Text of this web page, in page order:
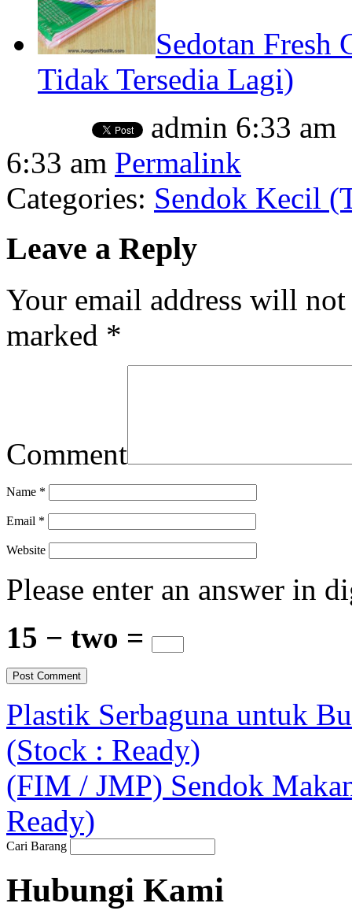
Sedotan Fresh
Tidak Tersedia Lagi)
admin 6:33 am
6:33 am Permalink
Categories: Sendok Kecil
Leave a Reply
Your email address will
marked *
Comment
Name *
Email *
Website
Please enter an answer in
15 − two =
Plastik Serbaguna untuk
(Stock : Ready)
(FIM / JMP) Sendok
Ready)
Cari Barang
Hubungi Kami